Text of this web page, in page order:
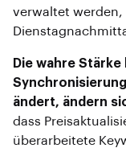
verwaltet werden,
Die wahre
ändert, ändern
dass
überarbeitete